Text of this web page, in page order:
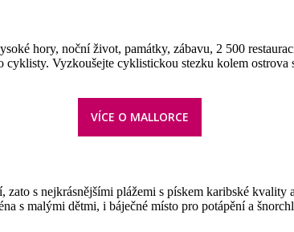
hory, noční život, památky, zábavu, 2 500
Vyzkoušejte cyklistickou stezku kolem
VÍCE O MALLORCE
s nejkrásnějšími plážemi s pískem karibské kvality
s malými dětmi, i báječné místo pro potápění a